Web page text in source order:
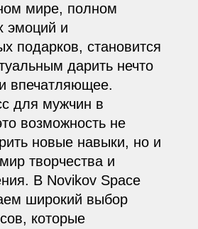
мире, полном
эмоций и
подарков, становится
дарить нечто
впечатляющее.
для мужчин в
возможность не
новые навыки, но и
творчества и
В Novikov Space
широкий выбор
которые